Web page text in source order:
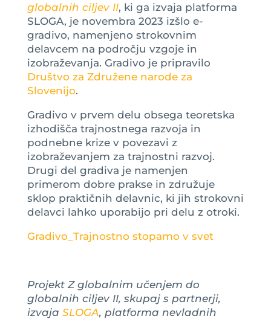
globalnih ciljev II, ki ga izvaja platforma
SLOGA, je novembra 2023 izšlo e-
gradivo, namenjeno strokovnim
delavcem na področju vzgoje in
izobraževanja. Gradivo je pripravilo
Društvo za Združene narode za
Slovenijo.
Gradivo v prvem delu obsega teoretska
izhodišča trajnostnega razvoja in
podnebne krize v povezavi z
izobraževanjem za trajnostni razvoj.
Drugi del gradiva je namenjen
primerom dobre prakse in združuje
sklop praktičnih delavnic, ki jih strokovni
delavci lahko uporabijo pri delu z otroki.
Gradivo_Trajnostno stopamo v svet
Projekt Z globalnim učenjem do
globalnih ciljev II, skupaj s partnerji,
izvaja SLOGA, platforma nevladnih